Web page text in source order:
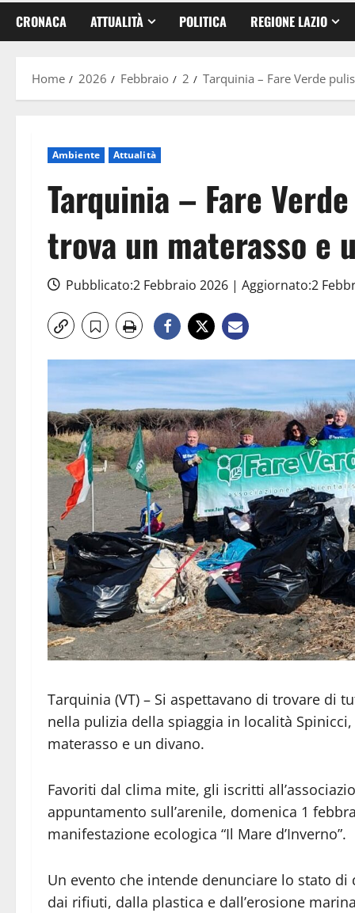
CRONACA ATTUALITÀ POLITICA REGIONE LAZIO
Home 2026 Febbraio 2 Tarquinia – Fare Verde
Ambiente Attualità
Tarquinia – Fare
trova un materasso e
Pubblicato:2 Febbraio 2026 | Aggiornato:2
Tarquinia (VT) – Si aspettavano di trovare di
nella pulizia della spiaggia in località
materasso e un divano.
Favoriti dal clima mite, gli iscritti
appuntamento sull’arenile, domenica 1
manifestazione ecologica “Il Mare d’Inverno”.
Un evento che intende denunciare lo stato di
dai rifiuti, dalla plastica e dall’erosione